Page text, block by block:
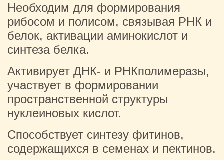
Необходим для формирования
рибосом и полисом, связывая РНК и
белок, активации аминокислот и
синтеза белка.
Активирует ДНК- и РНКполимеразы,
участвует в формировании
пространственной структуры
нуклеиновых кислот.
Способствует синтезу фитинов,
содержащихся в семенах и пектинов.